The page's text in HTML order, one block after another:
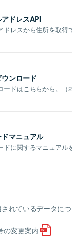
ドレスAPI
ドレスから住所を取得
ンロード
ードはこちらから。（
マニュアル
ドに関するマニュアル
れているデータに
の変更案内